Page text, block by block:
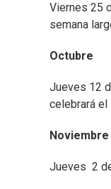
Viernes 25
semana
Octubre
Jueves 12
celebrará el
Noviembre
Jueves 2